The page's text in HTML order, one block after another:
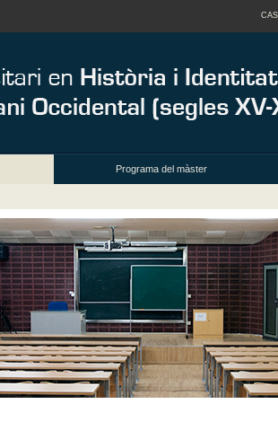
Programa del màster